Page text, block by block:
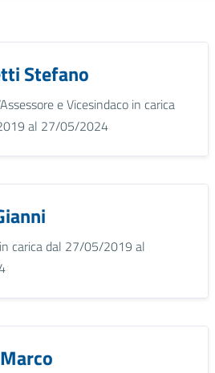
Stefano
e Vicesindaco in carica
al 27/05/2024
carica dal 27/05/2019 al